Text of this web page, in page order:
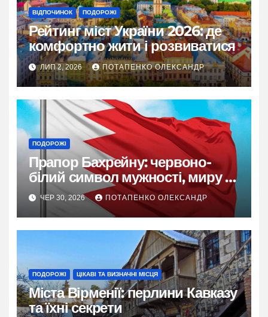
ВІДПОЧИНОК ПОДОРОЖІ
Рейтинг міст України 2026: де
комфортно жити і розвиватися
ЛИП 2, 2026 ПОТАПЕНКО ОЛЕКСАНДР
ПОДОРОЖІ
Прапор Бахрейну: червоно-
білий символ мужності, миру та
ісламської ідентичності
ЧЕР 30, 2026 ПОТАПЕНКО ОЛЕКСАНДР
ПОДОРОЖІ ЦІКАВІ ТА ВИЗНАЧНІ МІСЦЯ
Міста Вірменії: перлини Кавказу
та їхні секрети